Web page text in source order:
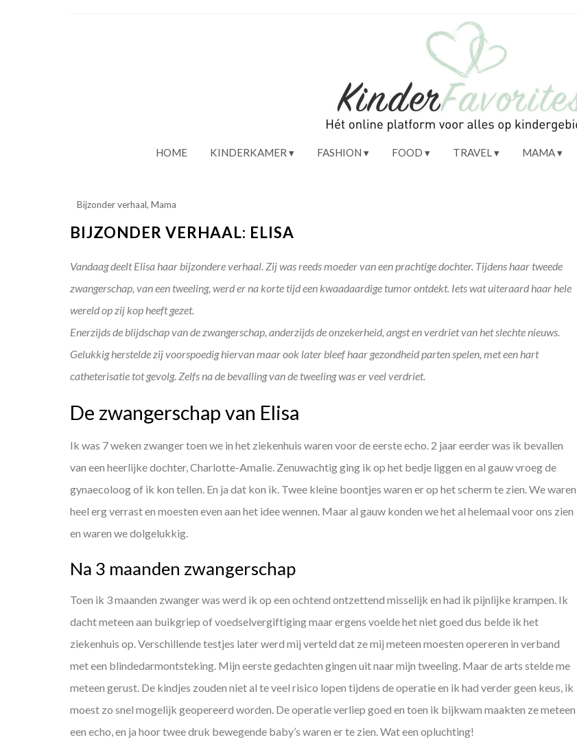
HOME KINDERKAMER FASHION FOOD TRAVEL MAMA
Bijzonder verhaal, Mama
BIJZONDER VERHAAL: ELISA
Vandaag deelt Elisa haar bijzondere verhaal. Zij was reeds moeder van een prachtige dochter. Tijdens haar tweede
zwangerschap, van een tweeling, werd er na korte tijd een kwaadaardige tumor ontdekt. Iets wat uiteraard haar hele
wereld op zij kop heeft gezet.
Enerzijds de blijdschap van de zwangerschap, anderzijds de onzekerheid, angst en verdriet van het slechte nieuws.
Gelukkig herstelde zij voorspoedig hiervan maar ook later bleef haar gezondheid parten spelen, met een hart
catheterisatie tot gevolg. Zelfs na de bevalling van de tweeling was er veel verdriet.
De zwangerschap van Elisa
Ik was 7 weken zwanger toen we in het ziekenhuis waren voor de eerste echo. 2 jaar eerder was ik bevallen
van een heerlijke dochter, Charlotte-Amalie. Zenuwachtig ging ik op het bedje liggen en al gauw vroeg de
gynaecoloog of ik kon tellen. En ja dat kon ik. Twee kleine boontjes waren er op het scherm te zien. We waren
heel erg verrast en moesten even aan het idee wennen. Maar al gauw konden we het al helemaal voor ons zien
en waren we dolgelukkig.
Na 3 maanden zwangerschap
Toen ik 3 maanden zwanger was werd ik op een ochtend ontzettend misselijk en had ik pijnlijke krampen. Ik
dacht meteen aan buikgriep of voedselvergiftiging maar ergens voelde het niet goed dus belde ik het
ziekenhuis op. Verschillende testjes later werd mij verteld dat ze mij meteen moesten opereren in verband
met een blindedarmontsteking. Mijn eerste gedachten gingen uit naar mijn tweeling. Maar de arts stelde me
meteen gerust. De kindjes zouden niet al te veel risico lopen tijdens de operatie en ik had verder geen keus, ik
moest zo snel mogelijk geopereerd worden. De operatie verliep goed en toen ik bijkwam maakten ze meteen
een echo, en ja hoor twee druk bewegende baby’s waren er te zien. Wat een opluchting!